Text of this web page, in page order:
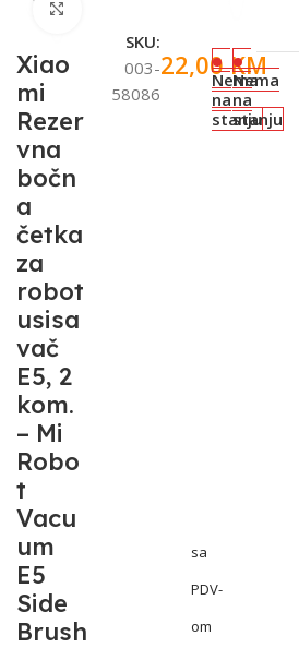
Xiao
mi
Rezer
vna
bočn
a
četka
za
robot
usisa
vač
E5, 2
kom.
– Mi
Robo
t
Vacu
um
E5
Side
Brush
SKU:
003-
58086
22,00KM
sa
PDV-
om
Nema
na
stanju
Nema
na
stanju